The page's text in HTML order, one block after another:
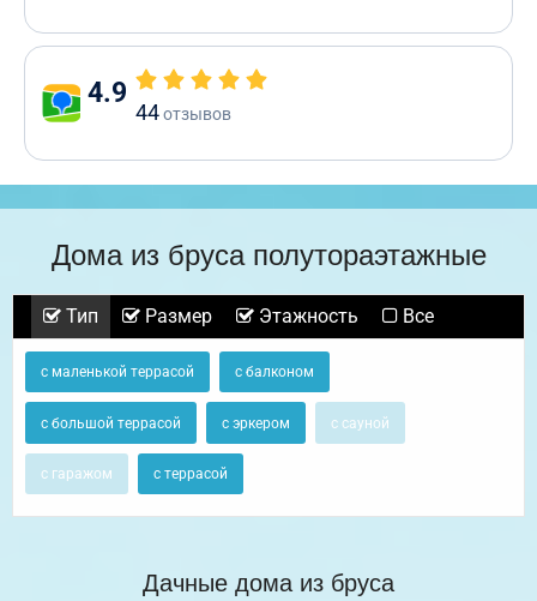
4.9
44отзывов
Дома из бруса полутораэтажные
Тип Размер Этажность Все
с маленькой террасой с балконом
с большой террасой с эркером с сауной
с гаражом с террасой
Дачные дома из бруса